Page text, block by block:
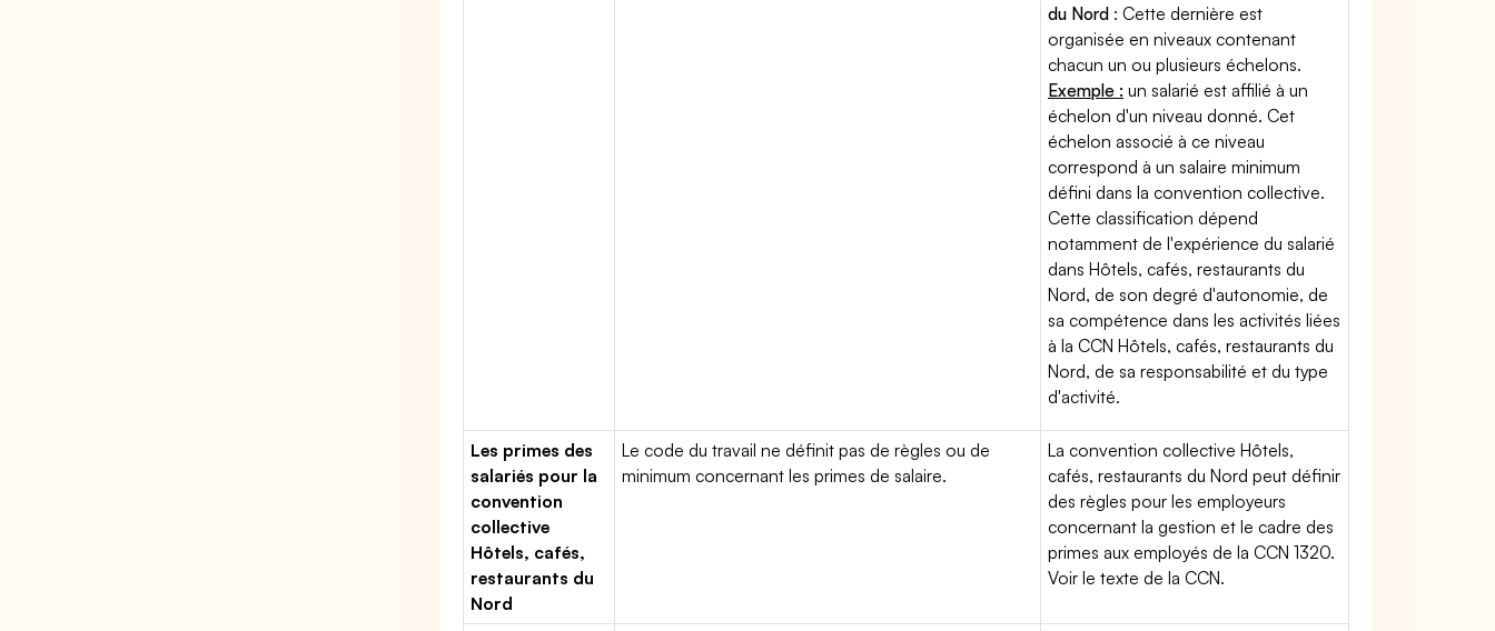
du Nord : Cette dernière est
organisée en niveaux contenant
chacun un ou plusieurs échelons.
Exemple : un salarié est affilié à un
échelon d'un niveau donné. Cet
échelon associé à ce niveau
correspond à un salaire minimum
défini dans la convention collective.
Cette classification dépend
notamment de l'expérience du salarié
dans Hôtels, cafés, restaurants du
Nord, de son degré d'autonomie, de
sa compétence dans les activités liées
à la CCN Hôtels, cafés, restaurants du
Nord, de sa responsabilité et du type
d'activité.
Les primes des
salariés pour la
convention
collective
Hôtels, cafés,
restaurants du
Nord
Le code du travail ne définit pas de règles ou de
minimum concernant les primes de salaire.
La convention collective Hôtels,
cafés, restaurants du Nord peut définir
des règles pour les employeurs
concernant la gestion et le cadre des
primes aux employés de la CCN 1320.
Voir le texte de la CCN.